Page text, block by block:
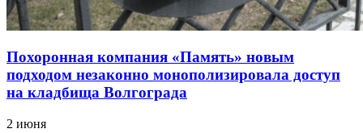
Похоронная компания «Память» новым
подходом незаконно монополизировала доступ
на кладбища Волгограда
2 июня